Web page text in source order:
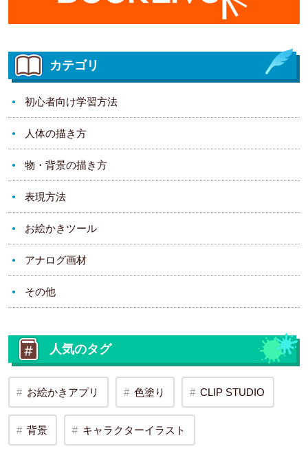
カテゴリ
初心者向け学習方法
人体の描き方
物・背景の描き方
表現方法
お絵かきツール
アナログ画材
その他
人気のタグ
お絵かきアプリ 色塗り CLIP STUDIO
背景 キャラクターイラスト